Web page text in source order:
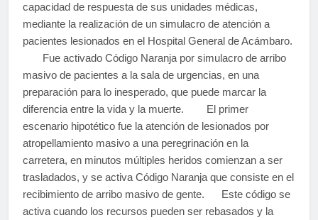
capacidad de respuesta de sus unidades médicas,
mediante la realización de un simulacro de atención a
pacientes lesionados en el Hospital General de Acámbaro.
Fue activado Código Naranja por simulacro de arribo
masivo de pacientes a la sala de urgencias, en una
preparación para lo inesperado, que puede marcar la
diferencia entre la vida y la muerte. El primer
escenario hipotético fue la atención de lesionados por
atropellamiento masivo a una peregrinación en la
carretera, en minutos múltiples heridos comienzan a ser
trasladados, y se activa Código Naranja que consiste en el
recibimiento de arribo masivo de gente. Este código se
activa cuando los recursos pueden ser rebasados y la